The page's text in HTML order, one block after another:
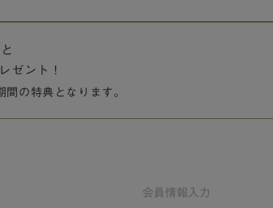
ゼント！
の特典となります。
会員情報 入力